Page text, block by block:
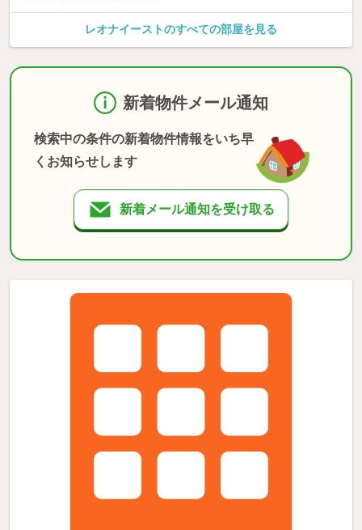
レオナイーストのすべての部屋を見る
新着物件メール通知
検索中の条件の新着物件情報をいち早
くお知らせします
新着メール通知を受け取る